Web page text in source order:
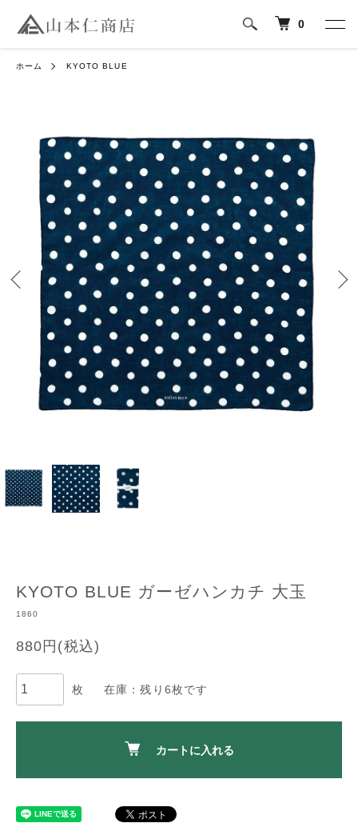
0
ホーム KYOTO BLUE
KYOTO BLUE ガーゼハンカチ 大玉
1860
880円(税込)
枚 在庫：残り6枚です
カートに入れる